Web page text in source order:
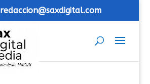
redaccion@saxdigital.com